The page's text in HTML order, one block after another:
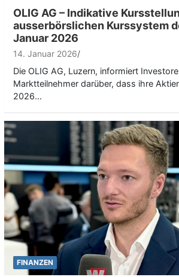
OLIG AG – Indikative
ausserbörslichen Kurssystem
Januar 2026
14. Januar 2026
Die OLIG AG, Luzern, informiert
Marktteilnehmer darüber, dass ihre
2026…
FINANZEN